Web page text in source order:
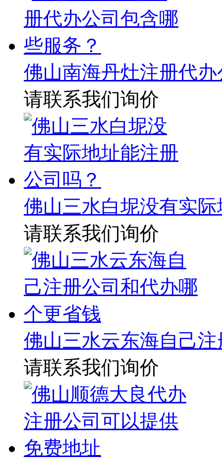
佛山南海丹灶注册代
请联系我们询价
佛山三水白坭没有实
请联系我们询价
佛山三水云东海自己
请联系我们询价